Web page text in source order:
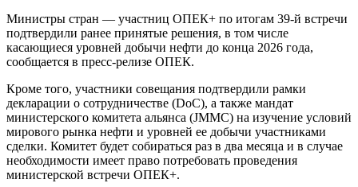
Министры стран — участниц ОПЕК+ по итогам 39-й встречи
подтвердили ранее принятые решения, в том числе
касающиеся уровней добычи нефти до конца 2026 года,
сообщается в пресс-релизе ОПЕК.
Кроме того, участники совещания подтвердили рамки
декларации о сотрудничестве (DoC), а также мандат
министерского комитета альянса (JMMC) на изучение условий
мирового рынка нефти и уровней ее добычи участниками
сделки. Комитет будет собираться раз в два месяца и в случае
необходимости имеет право потребовать проведения
министерской встречи ОПЕК+.